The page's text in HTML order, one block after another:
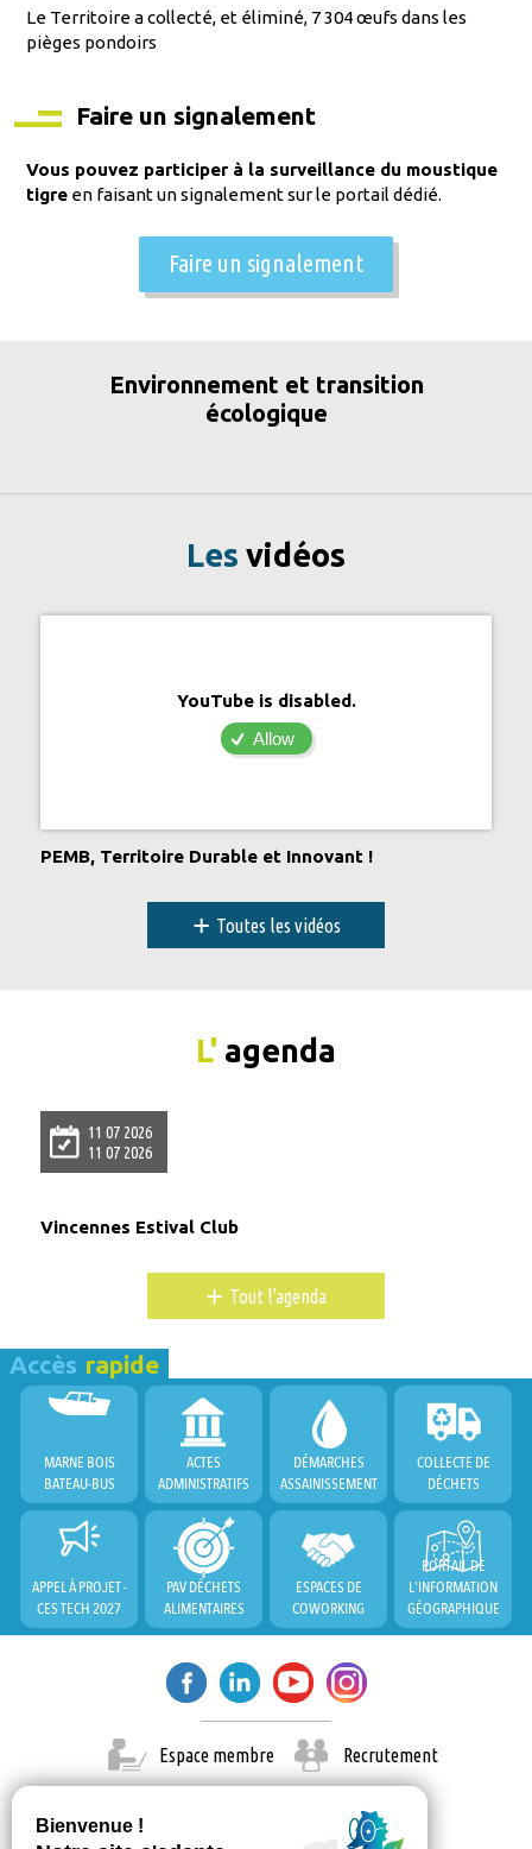
Le Territoire a collecté, et éliminé, 7 304 œufs dans les
pièges pondoirs
Faire un signalement
Vous pouvez participer à la surveillance du moustique
tigre en faisant un signalement sur le portail dédié.
Faire un signalement
Environnement et transition
écologique
Les vidéos
YouTube is disabled.
Allow
PEMB, Territoire Durable et Innovant !
+ Toutes les vidéos
L' agenda
11 07 2026
11 07 2026
Vincennes Estival Club
+ Tout l'agenda
Accès rapide
MARNE BOIS
BATEAU-BUS
ACTES
ADMINISTRATIFS
DÉMARCHES
ASSAINISSEMENT
COLLECTE DE
DÉCHETS
APPEL À PROJET -
CES TECH 2027
PAV DÉCHETS
ALIMENTAIRES
ESPACES DE
COWORKING
PORTAIL DE
L'INFORMATION
GÉOGRAPHIQUE
Espace membre Recrutement